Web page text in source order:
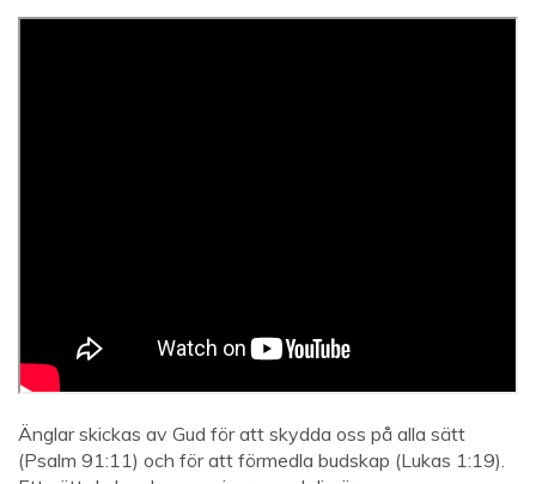
Änglar skickas av Gud för att skydda oss på alla sätt
(Psalm 91:11) och för att förmedla budskap (Lukas 1:19).